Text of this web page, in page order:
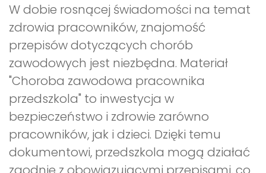
W dobie rosnącej świadomości na temat
zdrowia pracowników, znajomość
przepisów dotyczących chorób
zawodowych jest niezbędna. Materiał
"Choroba zawodowa pracownika
przedszkola" to inwestycja w
bezpieczeństwo i zdrowie zarówno
pracowników, jak i dzieci. Dzięki temu
dokumentowi, przedszkola mogą działać